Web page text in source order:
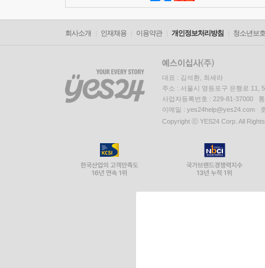
회사소개 인재채용 이용약관 개인정보처리방침 청소년보
대표 : 김석환, 최세라
주소 : 서울시 영등포구 은행로 11,
사업자등록번호 : 229-81-37000
이메일 : yes24help@yes24.com
Copyright ⓒ YES24 Corp. All